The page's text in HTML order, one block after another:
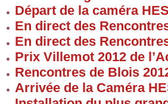
Départ de la caméra
En direct des
En direct des
Prix Villemot 2012 de
Rencontres de Blois
Arrivée de la Caméra